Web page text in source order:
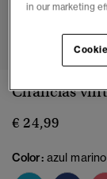
Chanclas
€ 24,99
Color: azul
in our marketing